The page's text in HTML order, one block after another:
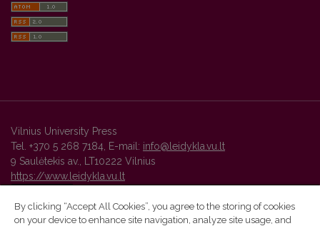
Vilnius University Press
Tel. +370 5 268 7184, E-mail: info@leidykla.vu.lt
9 Saulėtekis av., LT10222 Vilnius
https://www.leidykla.vu.lt
By clicking “Accept All Cookies”, you agree to the storing of cookies
on your device to enhance site navigation, analyze site usage, and